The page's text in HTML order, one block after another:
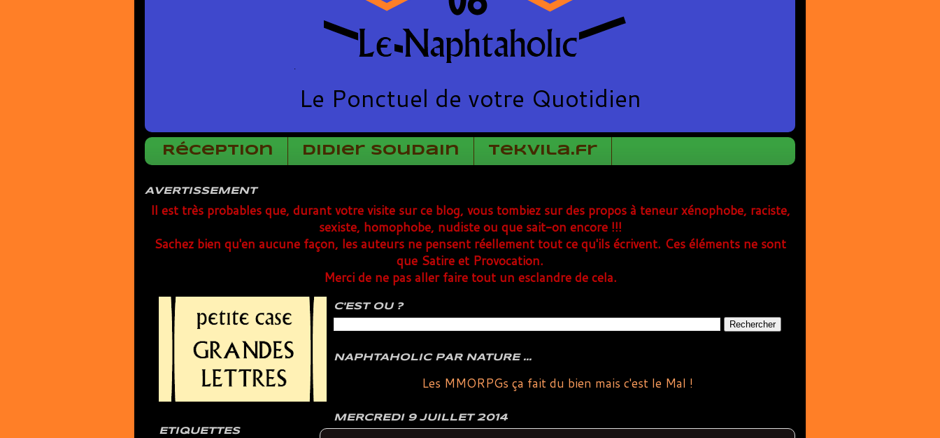
Le Ponctuel de votre Quotidien
Réception Didier Soudain TekVila.fr
AVERTISSEMENT
Il est très probables que, durant votre visite sur ce blog, vous tombiez sur des propos à teneur xénophobe, raciste,
sexiste, homophobe, nudiste ou que sait-on encore !!!
Sachez bien qu'en aucune façon, les auteurs ne pensent réellement tout ce qu'ils écrivent. Ces éléments ne sont
que Satire et Provocation.
Merci de ne pas aller faire tout un esclandre de cela.
C'EST OU ?
NAPHTAHOLIC PAR NATURE ...
Les MMORPGs ça fait du bien mais c'est le Mal !
MERCREDI 9 JUILLET 2014
ETIQUETTES